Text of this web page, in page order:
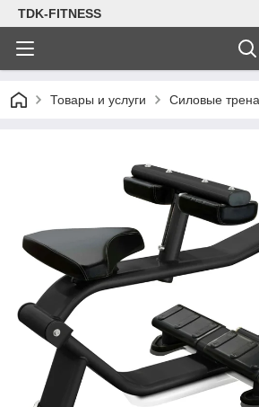
TDK-FITNESS
Товары и услуги Силовые